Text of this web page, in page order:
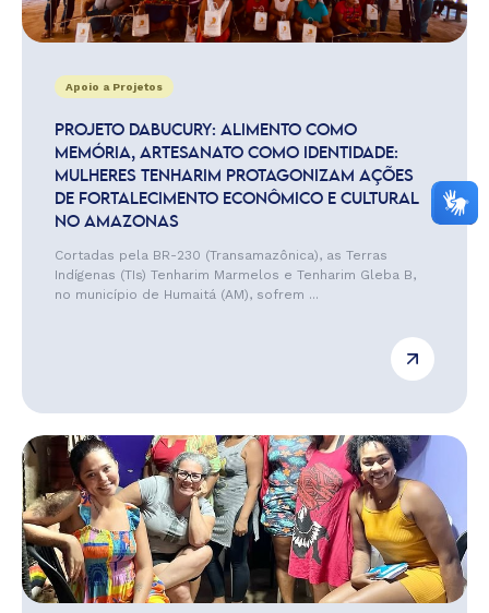
Apoio a Projetos
PROJETO DABUCURY: ALIMENTO COMO
MEMÓRIA, ARTESANATO COMO IDENTIDADE:
MULHERES TENHARIM PROTAGONIZAM AÇÕES
DE FORTALECIMENTO ECONÔMICO E CULTURAL
NO AMAZONAS
Cortadas pela BR-230 (Transamazônica), as Terras
Indígenas (TIs) Tenharim Marmelos e Tenharim Gleba B,
no município de Humaitá (AM), sofrem ...